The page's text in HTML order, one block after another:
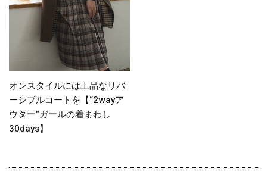
オンスタイルには上品なリバ
ーシブルコートを【“2wayア
ウター”ガールの着まわし
30days】